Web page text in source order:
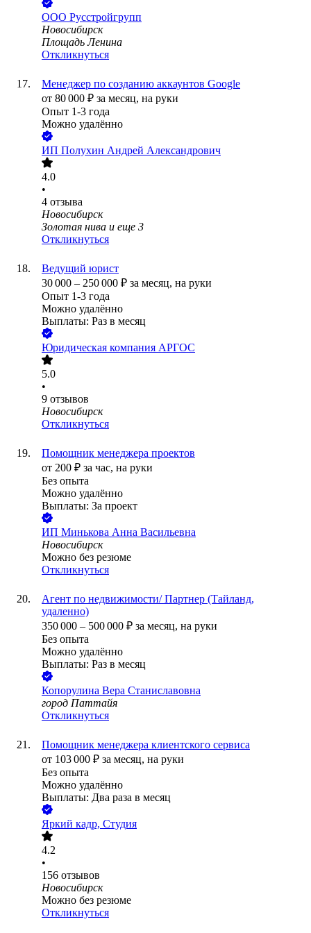
ООО Русстройгрупп
Новосибирск
Площадь Ленина
Откликнуться
Менеджер по созданию аккаунтов Google
от 80 000 ₽ за месяц, на руки
Опыт 1-3 года
Можно удалённо
ИП Полухин Андрей Александрович
4.0
•
4 отзыва
Новосибирск
Золотая нива и еще 3
Откликнуться
Ведущий юрист
30 000 – 250 000 ₽ за месяц, на руки
Опыт 1-3 года
Можно удалённо
Выплаты: Раз в месяц
Юридическая компания АРГОС
5.0
•
9 отзывов
Новосибирск
Откликнуться
Помощник менеджера проектов
от 200 ₽ за час, на руки
Без опыта
Можно удалённо
Выплаты: За проект
ИП Минькова Анна Васильевна
Новосибирск
Можно без резюме
Откликнуться
Агент по недвижимости/ Партнер (Тайланд,
удаленно)
350 000 – 500 000 ₽ за месяц, на руки
Без опыта
Можно удалённо
Выплаты: Раз в месяц
Копорулина Вера Станиславовна
город Паттайя
Откликнуться
Помощник менеджера клиентского сервиса
от 103 000 ₽ за месяц, на руки
Без опыта
Можно удалённо
Выплаты: Два раза в месяц
Яркий кадр, Студия
4.2
•
156 отзывов
Новосибирск
Можно без резюме
Откликнуться